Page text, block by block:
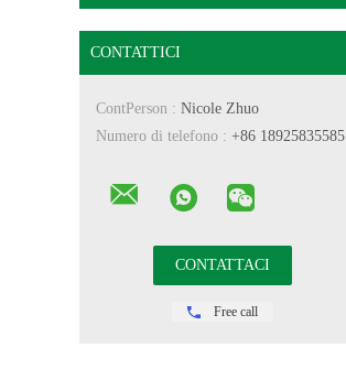
CONTATTICI
ContPerson : Nicole Zhuo
Numero di telefono : +86 18925835585
Free call